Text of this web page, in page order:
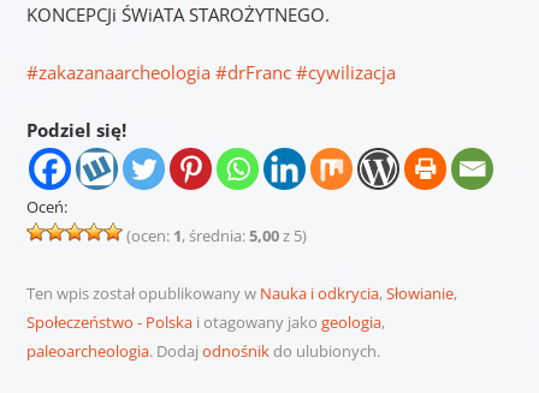
KONCEPCJi ŚWiATA STAROŻYTNEGO.
#zakazanaarcheologia #drFranc #cywilizacja
Podziel się!
Oceń:
(ocen: 1, średnia:5,00z 5)
Ten wpis został opublikowany w Nauka i odkrycia,Słowianie,
Społeczeństwo - Polskai otagowany jako geologia,
paleoarcheologia. Dodaj odnośnikdo ulubionych.